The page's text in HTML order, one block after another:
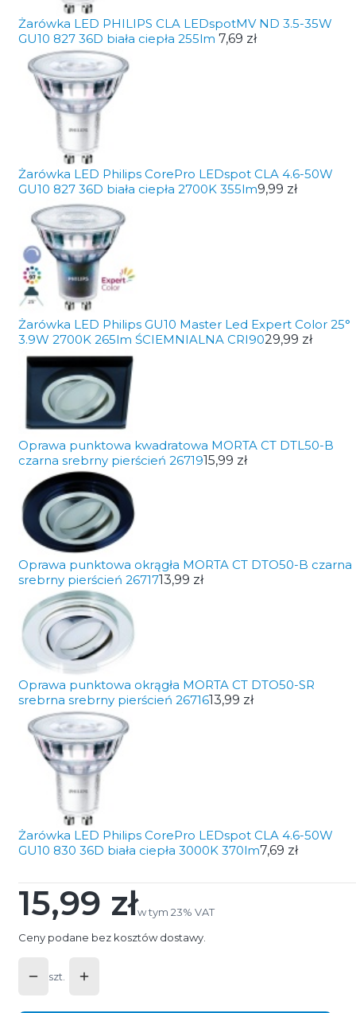
Żarówka LED PHILIPS CLA LEDspotMV ND 3.5-35W
GU10 827 36D biała ciepła 255lm 7,69 zł
Żarówka LED Philips CorePro LEDspot CLA 4.6-50W
GU10 827 36D biała ciepła 2700K 355lm9,99 zł
Żarówka LED Philips GU10 Master Led Expert Color 25°
3.9W 2700K 265lm ŚCIEMNIALNA CRI9029,99 zł
Oprawa punktowa kwadratowa MORTA CT DTL50-B
czarna srebrny pierścień 2671915,99 zł
Oprawa punktowa okrągła MORTA CT DTO50-B czarna
srebrny pierścień 2671713,99 zł
Oprawa punktowa okrągła MORTA CT DTO50-SR
srebrna srebrny pierścień 2671613,99 zł
Żarówka LED Philips CorePro LEDspot CLA 4.6-50W
GU10 830 36D biała ciepła 3000K 370lm7,69 zł
Cena
15,99 złw tym 23% VAT
w tym 23% VAT
Ceny podane bez kosztów dostawy.
szt.